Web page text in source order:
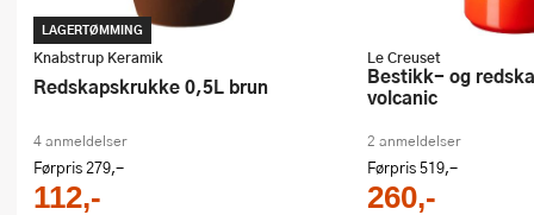
LAGERTØMMING
Knabstrup Keramik
Redskapskrukke 0,5L brun
4 anmeldelser
Førpris279,-
112,-
Le Creuset
Bestikk- og redskapskrukke 1,1L
volcanic
2 anmeldelser
Førpris519,-
260,-